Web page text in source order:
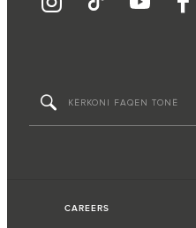
CAREERS